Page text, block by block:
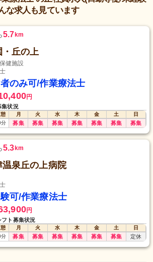
な求人も見ています
5.7km
・丘の上
健施設
のみ可/作業療法士
円
集状況
月 火 水 木 金 土
日
分 募集 募集 募集 募集 募集 募集 募集
5.3km
温泉丘の上病院
可/作業療法士
円
フト募集状況
月 火 水 木 金 土
日
分 募集 募集 募集 募集 募集 募集 定休